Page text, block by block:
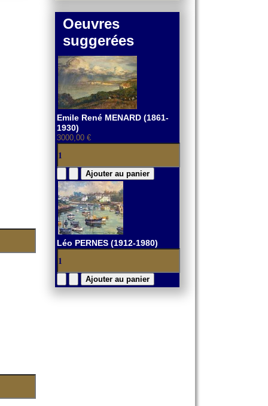
Oeuvres
suggerées
Emile René MENARD (1861-
1930)
3000,00 €
Léo PERNES (1912-1980)